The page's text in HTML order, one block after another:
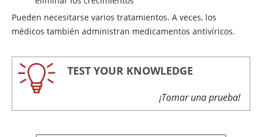
Pueden necesitarse varios tratamientos. A veces, los
médicos también administran medicamentos antivíricos.
TEST YOUR KNOWLEDGE
¡Tomar una prueba!